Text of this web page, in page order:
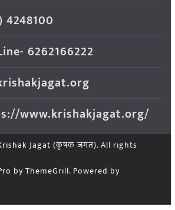
4248100
6262166222
www.krishakjagat.org/
Jagat (कृषक जगत). All rights
by ThemeGrill. Powered by